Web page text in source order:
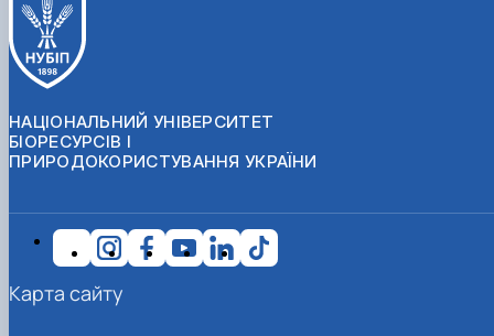
НАЦІОНАЛЬНИЙ УНІВЕРСИТЕТ
БІОРЕСУРСІВ І
ПРИРОДОКОРИСТУВАННЯ УКРАЇНИ
Карта сайту